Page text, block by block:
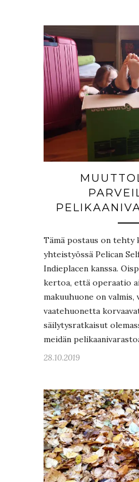
Tämä postaus on tehty
yhteistyössä Pelican
Indieplacen kanssa.
kertoa, että operaatio
makuuhuone on valmis,
vaatehuonetta
säilytysratkaisut
meidän
28.10.2019